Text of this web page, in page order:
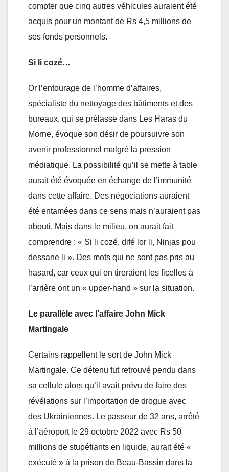
compter que cinq autres véhicules auraient été
acquis pour un montant de Rs 4,5 millions de
ses fonds personnels.
Si li cozé…
Or l’entourage de l’homme d’affaires,
spécialiste du nettoyage des bâtiments et des
bureaux, qui se prélasse dans Les Haras du
Morne, évoque son désir de poursuivre son
avenir professionnel malgré la pression
médiatique. La possibilité qu’il se mette à table
aurait été évoquée en échange de l’immunité
dans cette affaire. Des négociations auraient
été entamées dans ce sens mais n’auraient pas
abouti. Mais dans le milieu, on aurait fait
comprendre : « Si li cozé, difé lor li, Ninjas pou
dessane li ». Des mots qui ne sont pas pris au
hasard, car ceux qui en tireraient les ficelles à
l’arrière ont un « upper-hand » sur la situation.
Le parallèle avec l’affaire John Mick
Martingale
Certains rappellent le sort de John Mick
Martingale. Ce détenu fut retrouvé pendu dans
sa cellule alors qu’il avait prévu de faire des
révélations sur l’importation de drogue avec
des Ukrainiennes. Le passeur de 32 ans, arrêté
à l’aéroport le 29 octobre 2022 avec Rs 50
millions de stupéfiants en liquide, aurait été «
exécuté » à la prison de Beau-Bassin dans la